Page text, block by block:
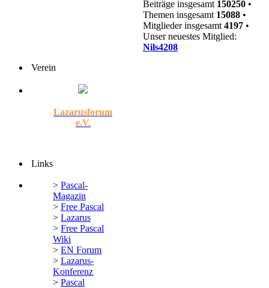
Beiträge insgesamt 150250 •
Themen insgesamt 15088 •
Mitglieder insgesamt 4197 •
Unser neuestes Mitglied:
Nils4208
Verein
Lazarusforum
e.V.
Links
> Pascal-
Magazin
> Free Pascal
> Lazarus
> Free Pascal
Wiki
> EN Forum
> Lazarus-
Konferenz
> Pascal